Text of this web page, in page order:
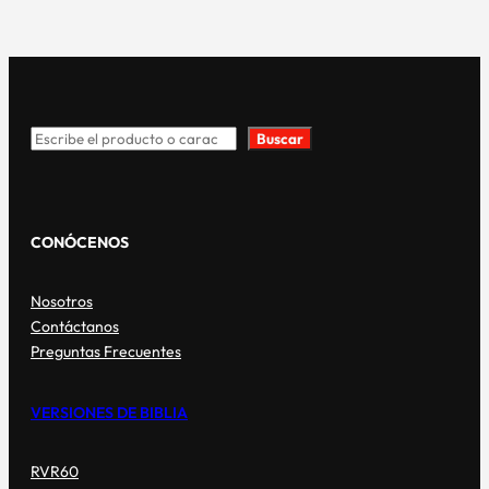
Search Buscar
CONÓCENOS
Nosotros
Contáctanos
Preguntas Frecuentes
VERSIONES DE BIBLIA
RVR60